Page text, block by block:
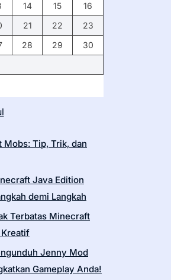
14 15
16
21 22
23
28 29
30
Mobs: Tip, Trik, dan
Java Edition
demi Langkah
Terbatas Minecraft
Kreatif
Jenny Mod
Gameplay Anda!